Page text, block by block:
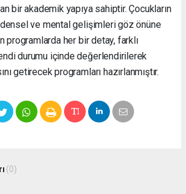
bir akademik yapıya sahiptir. Çocukların
ve mental gelişimleri göz önüne
programlarda her bir detay, farklı
durumu içinde değerlendirilerek
getirecek programları hazırlanmıştır.
(0)